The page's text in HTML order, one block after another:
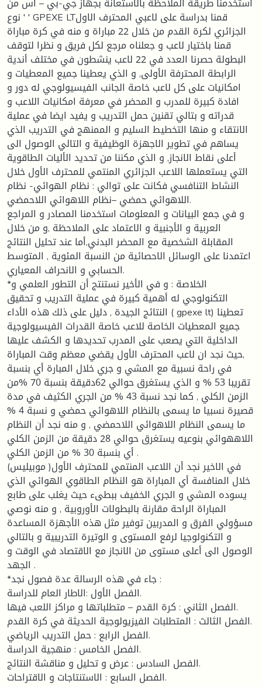
نوع ' ' GPEXE LTقمنا بدراسة على لاعبي المحترف الاول
الجزائري لكرة القدم من خلال 22 مباراة و منه في كرة مباراة
قمنا باختيار لاعب و جعلناه مرجع لكل فريق و نظرا لتوقف
البطولة حصرنا العدد في 22 لاعب ينشطون في مختلف أندية
الرابطة المحترفة الأولى, و الذي يعطينا جميع المعطيات و
امكانيات على كل لاعب خاصة الجانب الفيسيولوجي له دور و
افادة كبيرة للمدرب و المحضر في معرفة امكانيات اللاعب و
قدراته و بتالي تقنين حمل التدريب و يفيد ايضا في عملية
الانتقاء و منها التخطيط السليم و الممنهج في التدريب الذي
يساهم في تطوير الاجهزة الوظيفية و التالي الوصول الى
أعلى نقاط الانجاز, و الذي مكننا من تحديد الأليات الطاقوية
التي يستعملها اللاعب الجزائري المنتمي للمحترف الأول خلال
النشاط التنافسي فكانت على توالي : نظام الهوائي- نظام
اللاهوائي حمضي –نظام اللاهوائي اللاحمضي.
و في جمع البيانات و المعلومات استخدمنا المصادر و المراجع
العربية و الأجنبية و الاعتماد على الملاحظة ,و من خلال
المقابلة الشخصية مع المحضر البدني,أما عند تحليل النتائج
اعتمدنا على الوسائل الاحصائية من النسبة المئوية , المتوسط
الحسابي و الانحراف المعياري.
*الخلاصة : و في الأخير نستنتج أن التطور العلمي و
التكنولوجي له أهمية كبيرة في عملية التدريب و تحقيق
النتائج الجيدة , دليل على ذلك هذه الأداء ( gpexe lt) تعطينا
جميع المعطيات الخاصة للاعب خاصة القدرات الفيسيولوجية
الداخلية التي يصعب على المدرب تحديدها و الكشف عليها
,حيث نجد ان لاعب المحترف الأول يقضي معظم وقت المباراة
في راحة نسبية مع المشي و جري خلال المبارة أي بنسبة
تقريبا 53 % و الذي يستغرق حوالي 62دقيقة بنسبة 70 %من
الزمن الكلي , كما نجد نسبة 43 % من الجري الكثيف في مدة
قصيرة نسبيا ما يسمى بالنظام اللاهوائي حمضي و نسبة 4 %
ما يسمى النظام اللاهوائي اللاحمضي , و منه نجد أن النظام
اللاههوائي بنوعيه يستغرق حوالي 28 دقيقة من الزمن الكلي
أي بنسبة 30 % من الزمن الكلي .
في الاخير نجد أن اللاعب المنتمي للمحترف الأول( موبيليس)
خلال المنافسة أي المباراة هو النظام الطاقوي الهوائي الذي
يسوده المشي و الجري الخفيف ببطىء حيث يغلب على طابع
المباراة الراحة مقارنة بالبطولات الأوروبية , و منه نوصي
مسؤولي الفرق و المدربين توفير مثل هذه الأجهزة المساعدة
و التكنولوجيا لرفع المستوى و الوتيرة التدريبية و بالتالي
الوصول الى أعلى مستوى من الانجاز مع الاقتصاد في الوقت و
الجهد .
*جاء في هذه الرسالة عدة فصول نجد :
الفصل الأول :الاطار العام للدراسة.
الفصل الثاني : كرة القدم – متطلباتها و مراكز اللعب فيها.
الفصل الثالث : المتطلبات الفيزيولوجية الحديثة في كرة القدم.
الفصل الرابع : حمل التدريب الرياضي.
الفصل الخامس : منهجية الدراسة.
الفصل السادس : عرض و تحليل و مناقشة النتائج.
الفصل السابع : الاستنتاجات و الاقتراحات.